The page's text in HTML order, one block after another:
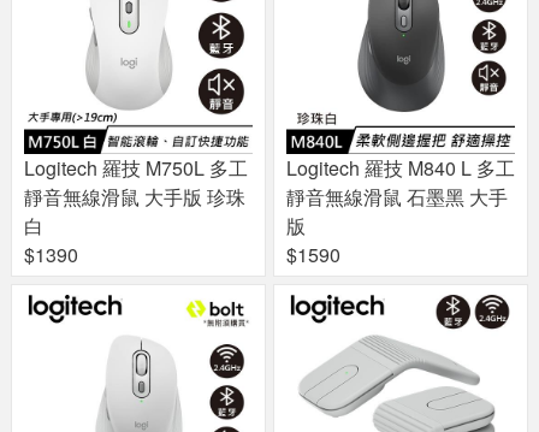
Logitech 羅技 M750L 多工
靜音無線滑鼠 大手版 珍珠
白
$1390
Logitech 羅技 M840 L 多工
靜音無線滑鼠 石墨黑 大手
版
$1590